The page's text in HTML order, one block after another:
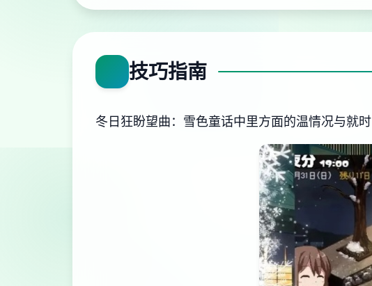
技巧指南
冬日狂盼望曲：雪色童话中里方面的温情况与就时